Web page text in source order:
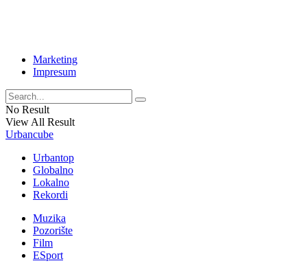
Marketing
Impresum
No Result
View All Result
Urbancube
Urbantop
Globalno
Lokalno
Rekordi
Muzika
Pozorište
Film
ESport